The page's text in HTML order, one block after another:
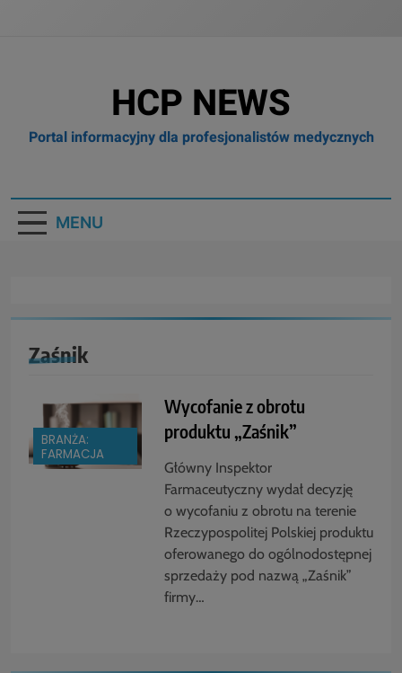
HCP NEWS
Portal informacyjny dla profesjonalistów medycznych
MENU
Zaśnik
BRANŻA:
FARMACJA
Wycofanie z obrotu
produktu „Zaśnik”
Główny Inspektor
Farmaceutyczny wydał decyzję
o wycofaniu z obrotu na terenie
Rzeczypospolitej Polskiej produktu
oferowanego do ogólnodostępnej
sprzedaży pod nazwą „Zaśnik”
firmy…